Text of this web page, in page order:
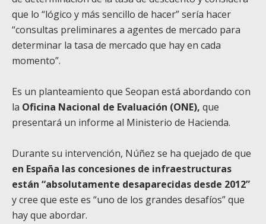
que lo “lógico y más sencillo de hacer” sería hacer
“consultas preliminares a agentes de mercado para
determinar la tasa de mercado que hay en cada
momento”.
Es un planteamiento que Seopan está abordando con
la Oficina Nacional de Evaluación (ONE), que
presentará un informe al Ministerio de Hacienda.
Durante su intervención, Núñez se ha quejado de que
en España las concesiones de infraestructuras
están “absolutamente desaparecidas desde 2012”
y cree que este es “uno de los grandes desafíos” que
hay que abordar.